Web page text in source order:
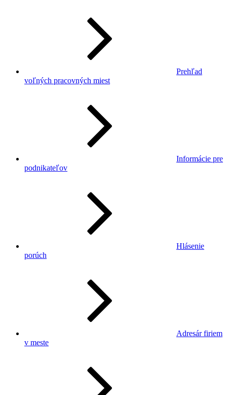
Prehľad
voľných pracovných miest
Informácie pre
podnikateľov
Hlásenie
porúch
Adresár firiem
v meste